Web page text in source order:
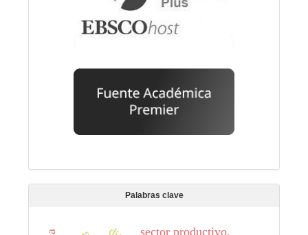
Palabras clave
sector productivo.